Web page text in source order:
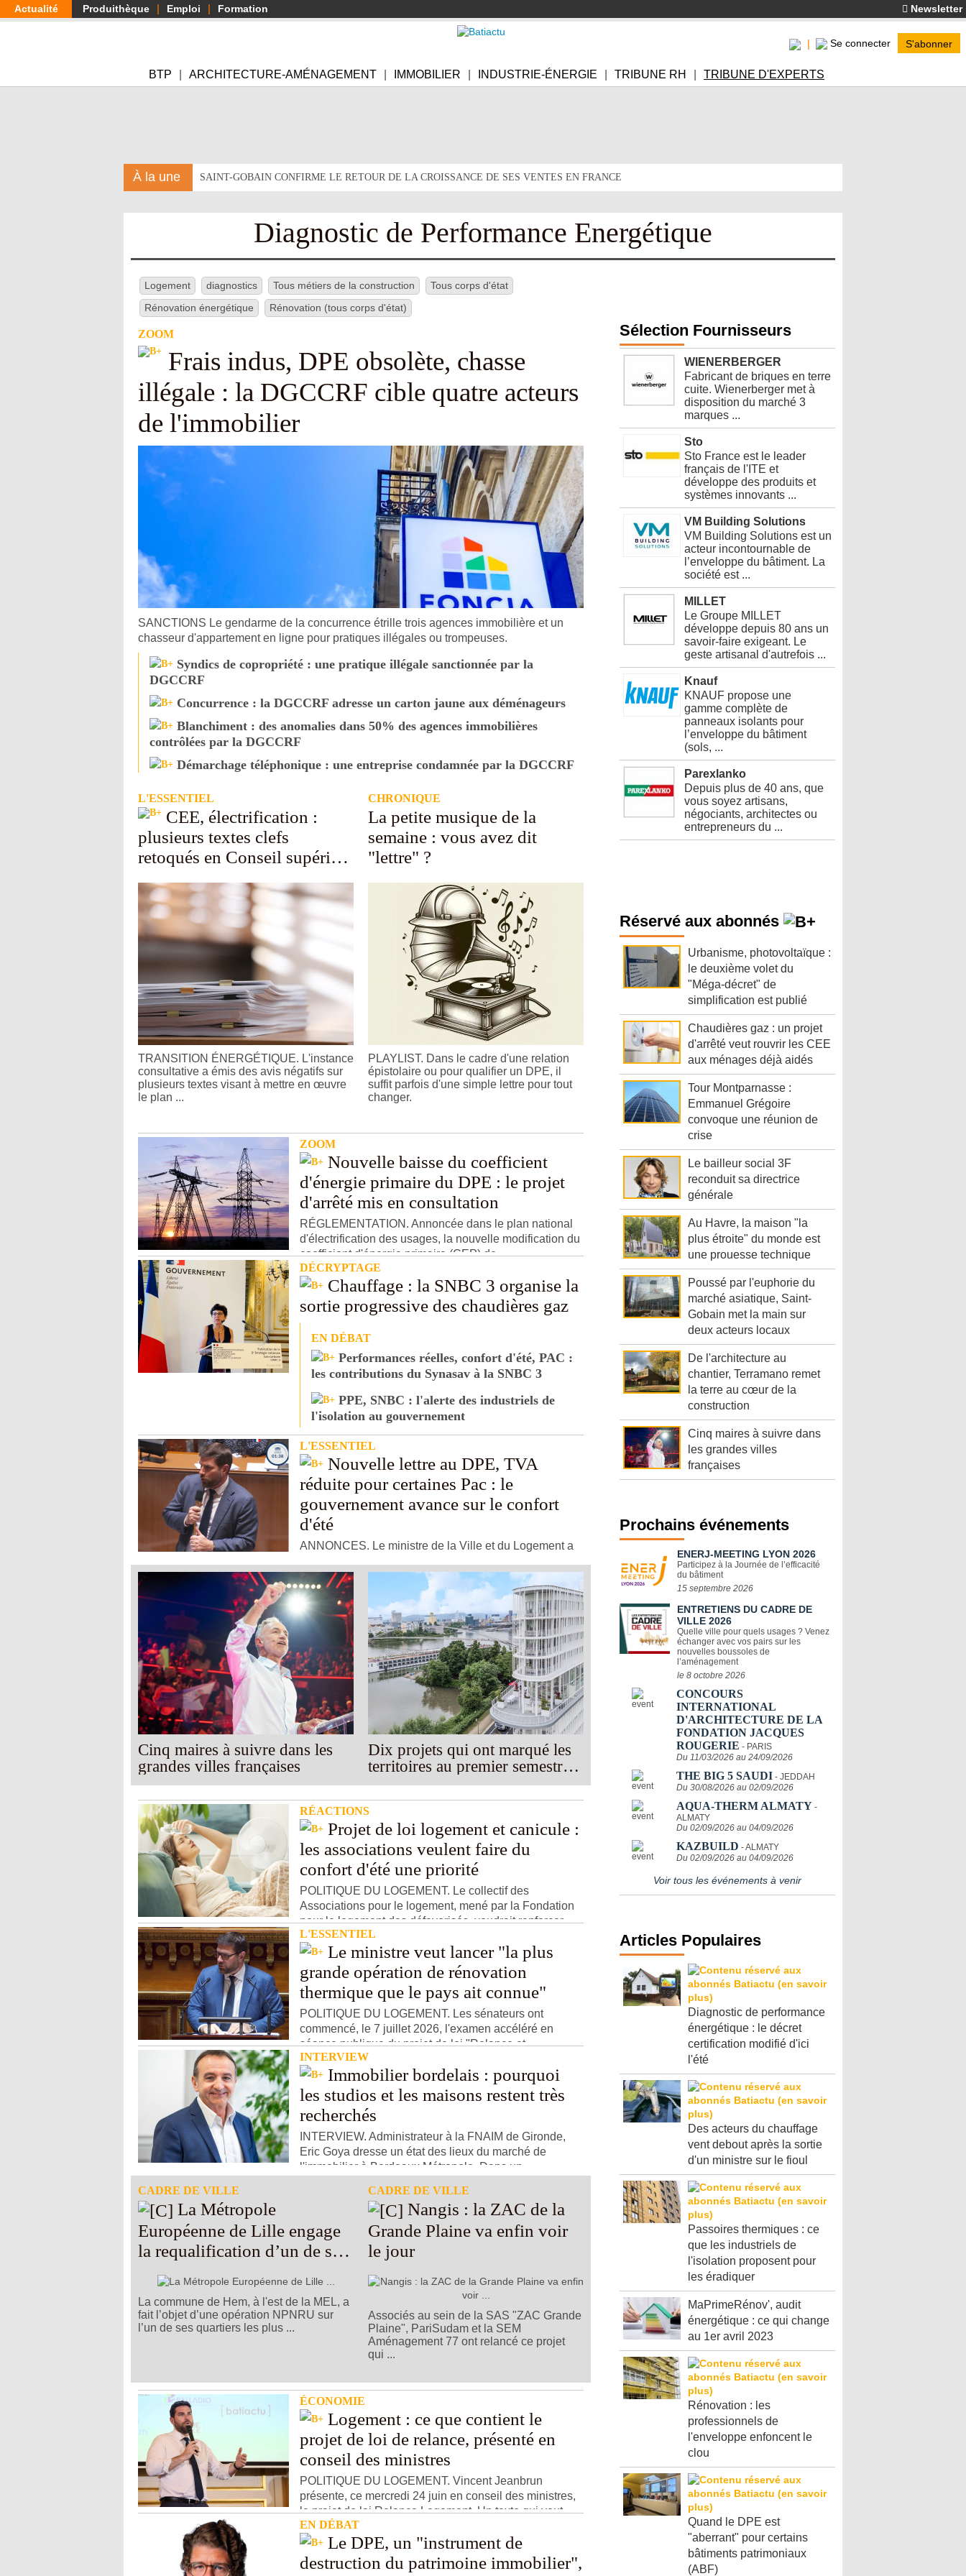
Aller
au
Actualité Produithèque Emploi Formation Newsletter
Se connecter S'abonner
BTP ARCHITECTURE-AMÉNAGEMENT IMMOBILIER INDUSTRIE-ÉNERGIE TRIBUNE RH TRIBUNE D'EXPERTS
À la une SAINT-GOBAIN CONFIRME LE RETOUR DE LA CROISSANCE DE SES VENTES EN FRANCE
Diagnostic de Performance Energétique
Logement diagnostics Tous métiers de la construction
Tous corps d'état
Rénovation énergétique
Rénovation (tous corps d'état)
ZOOM
Frais indus, DPE obsolète, chasse
illégale : la DGCCRF cible quatre acteurs
de l'immobilier
SANCTIONS Le gendarme de la concurrence étrille trois agences immobilière et un
chasseur d'appartement en ligne pour pratiques illégales ou trompeuses.
Syndics de copropriété : une pratique illégale sanctionnée par la
DGCCRF
Concurrence : la DGCCRF adresse un carton jaune aux déménageurs
Blanchiment : des anomalies dans 50% des agences immobilières
contrôlées par la DGCCRF
Démarchage téléphonique : une entreprise condamnée par la DGCCRF
L'ESSENTIEL
CEE, électrification :
plusieurs textes clefs
retoqués en Conseil supérieur
TRANSITION ÉNERGÉTIQUE. L'instance
consultative a émis des avis négatifs sur
plusieurs textes visant à mettre en œuvre
le plan ...
CHRONIQUE
La petite musique de la
semaine : vous avez dit
"lettre" ?
PLAYLIST. Dans le cadre d'une relation
épistolaire ou pour qualifier un DPE, il
suffit parfois d'une simple lettre pour tout
changer.
ZOOM
Nouvelle baisse du coefficient
d'énergie primaire du DPE : le projet
d'arrêté mis en consultation
RÉGLEMENTATION. Annoncée dans le plan national
d'électrification des usages, la nouvelle modification du
coefficient d'énergie primaire (CEP) de ...
DÉCRYPTAGE
Chauffage : la SNBC 3 organise la
sortie progressive des chaudières gaz
EN DÉBAT
Performances réelles, confort d'été, PAC :
les contributions du Synasav à la SNBC 3
PPE, SNBC : l'alerte des industriels de
l'isolation au gouvernement
L'ESSENTIEL
Nouvelle lettre au DPE, TVA
réduite pour certaines Pac : le
gouvernement avance sur le confort
d'été
ANNONCES. Le ministre de la Ville et du Logement a
les logements aux fortes températures.
Cinq maires à suivre dans les
grandes villes françaises
Dix projets qui ont marqué les
territoires au premier semestre
2026
RÉACTIONS
Projet de loi logement et canicule :
les associations veulent faire du
confort d'été une priorité
POLITIQUE DU LOGEMENT. Le collectif des
Associations pour le logement, mené par la Fondation
pour le logement des défavorisés, voudrait renforcer ...
L'ESSENTIEL
Le ministre veut lancer "la plus
grande opération de rénovation
thermique que le pays ait connue"
POLITIQUE DU LOGEMENT. Les sénateurs ont
commencé, le 7 juillet 2026, l'examen accéléré en
séance publique du projet de loi "Relance et ...
INTERVIEW
Immobilier bordelais : pourquoi
les studios et les maisons restent très
recherchés
INTERVIEW. Administrateur à la FNAIM de Gironde,
Eric Goya dresse un état des lieux du marché de
l'immobilier à Bordeaux Métropole. Dans un ...
CADRE DE VILLE
Européenne de Lille engage
la requalification d’un de ses
quartiers les plus pauvres
La commune de Hem, à l'est de la MEL, a
fait l’objet d’une opération NPNRU sur
l’un de ses quartiers les plus ...
CADRE DE VILLE
Grande Plaine va enfin voir
le jour
Associés au sein de la SAS "ZAC Grande
Plaine", PariSudam et la SEM
Aménagement 77 ont relancé ce projet
qui ...
ÉCONOMIE
Logement : ce que contient le
projet de loi de relance, présenté en
conseil des ministres
POLITIQUE DU LOGEMENT. Vincent Jeanbrun
présente, ce mercredi 24 juin en conseil des ministres,
le projet de loi Relance Logement. Un texte qui veut ...
EN DÉBAT
Le DPE, un "instrument de
destruction du patrimoine immobilier",
Sélection Fournisseurs
WIENERBERGER
Fabricant de briques en terre
cuite. Wienerberger met à
disposition du marché 3
marques ...
Sto
Sto France est le leader
français de l'ITE et
développe des produits et
systèmes innovants ...
VM Building Solutions
VM Building Solutions est un
acteur incontournable de
l’enveloppe du bâtiment. La
société est ...
MILLET
Le Groupe MILLET
développe depuis 80 ans un
savoir-faire exigeant. Le
geste artisanal d'autrefois ...
Knauf
KNAUF propose une
gamme complète de
panneaux isolants pour
l’enveloppe du bâtiment
(sols, ...
Parexlanko
Depuis plus de 40 ans, que
vous soyez artisans,
négociants, architectes ou
entrepreneurs du ...
Réservé aux abonnés
Urbanisme, photovoltaïque :
le deuxième volet du
"Méga-décret" de
simplification est publié
Chaudières gaz : un projet
d'arrêté veut rouvrir les CEE
aux ménages déjà aidés
Tour Montparnasse :
Emmanuel Grégoire
convoque une réunion de
crise
Le bailleur social 3F
reconduit sa directrice
générale
Au Havre, la maison "la
plus étroite" du monde est
une prouesse technique
Poussé par l'euphorie du
marché asiatique, Saint-
Gobain met la main sur
deux acteurs locaux
De l'architecture au
chantier, Terramano remet
la terre au cœur de la
construction
Cinq maires à suivre dans
les grandes villes
françaises
Prochains événements
ENERJ-MEETING LYON 2026
Participez à la Journée de l’efficacité
du bâtiment
15 septembre 2026
ENTRETIENS DU CADRE DE
VILLE 2026
Quelle ville pour quels usages ? Venez
échanger avec vos pairs sur les
nouvelles boussoles de
l’aménagement
le 8 octobre 2026
CONCOURS
INTERNATIONAL
D'ARCHITECTURE DE LA
FONDATION JACQUES
ROUGERIE - PARIS
Du 11/03/2026 au 24/09/2026
THE BIG 5 SAUDI - JEDDAH
Du 30/08/2026 au 02/09/2026
AQUA-THERM ALMATY -
ALMATY
Du 02/09/2026 au 04/09/2026
KAZBUILD - ALMATY
Du 02/09/2026 au 04/09/2026
Voir tous les événements à venir
Articles Populaires
Diagnostic de performance
énergétique : le décret
certification modifié d'ici
l'été
Des acteurs du chauffage
vent debout après la sortie
d'un ministre sur le fioul
Passoires thermiques : ce
que les industriels de
l'isolation proposent pour
les éradiquer
MaPrimeRénov', audit
énergétique : ce qui change
au 1er avril 2023
Rénovation : les
professionnels de
l'enveloppe enfoncent le
clou
Quand le DPE est
"aberrant" pour certains
bâtiments patrimoniaux
(ABF)